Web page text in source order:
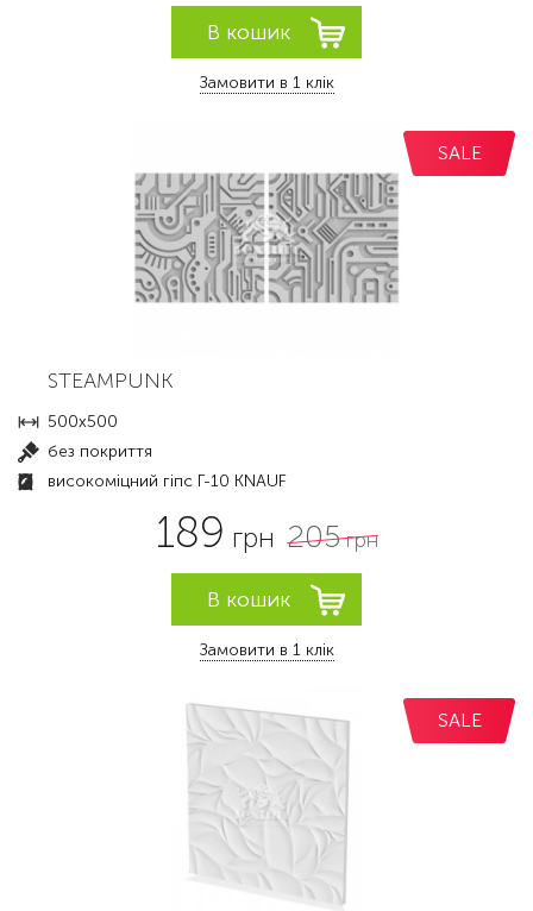
Замовити в 1 клік
SALE
STEAMPUNK
500x500
без покриття
високоміцний гіпс Г-10 KNAUF
189 грн 205грн
Замовити в 1 клік
SALE